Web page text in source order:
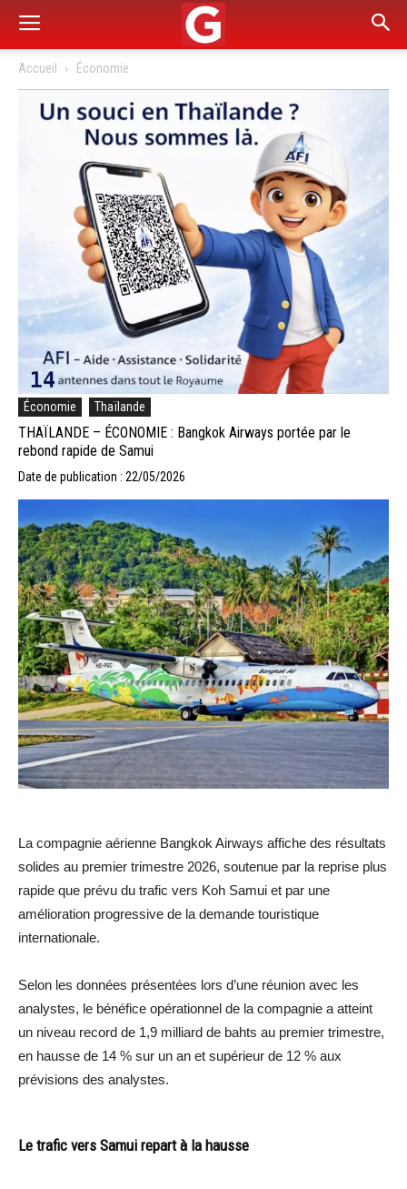
Accueil Économie
Économie Thaïlande
THAÏLANDE – ÉCONOMIE : Bangkok Airways portée par le
rebond rapide de Samui
Date de publication : 22/05/2026
La compagnie aérienne Bangkok Airways affiche des résultats
solides au premier trimestre 2026, soutenue par la reprise plus
rapide que prévu du trafic vers Koh Samui et par une
amélioration progressive de la demande touristique
internationale.
Selon les données présentées lors d’une réunion avec les
analystes, le bénéfice opérationnel de la compagnie a atteint
un niveau record de 1,9 milliard de bahts au premier trimestre,
en hausse de 14 % sur un an et supérieur de 12 % aux
prévisions des analystes.
Le trafic vers Samui repart à la hausse